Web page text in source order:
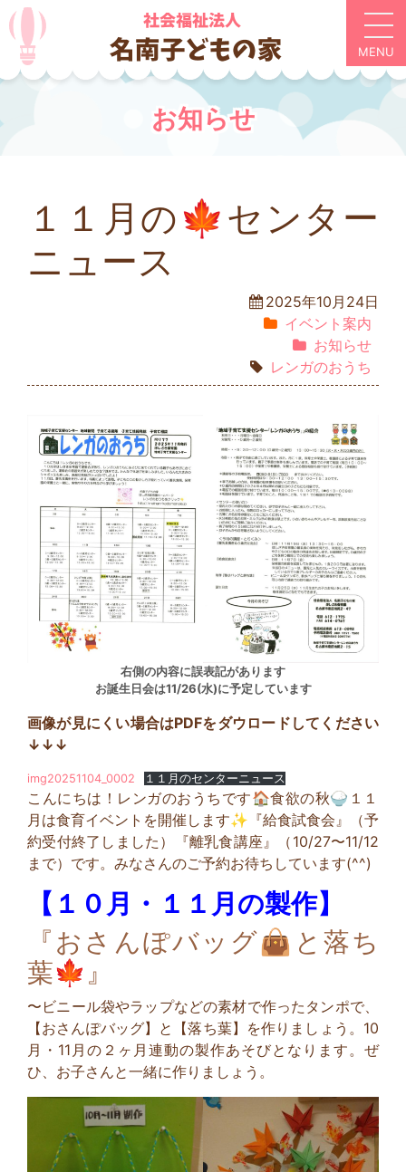
お知らせ
１１月の🍁センター
ニュース
2025年10月24日
イベント案内
お知らせ
レンガのおうち
右側の内容に誤表記があります
お誕生日会は11/26(水)に予定しています
画像が見にくい場合はPDFをダウロードしてください
↓↓↓
img20251104_0002 １１月のセンターニュース
こんにちは！レンガのおうちです🏠️食欲の秋🍚１１
月は食育イベントを開催します✨『給食試食会』（予
約受付終了しました）『離乳食講座』（10/27〜11/12
まで）です。みなさんのご予約お待ちしています(^^)
【１０月・１１月の製作】
『おさんぽバッグ👜と落ち
葉🍁』
〜ビニール袋やラップなどの素材で作ったタンポで、
【おさんぽバッグ】と【落ち葉】を作りましょう。10
月・11月の２ヶ月連動の製作あそびとなります。ぜ
ひ、お子さんと一緒に作りましょう。